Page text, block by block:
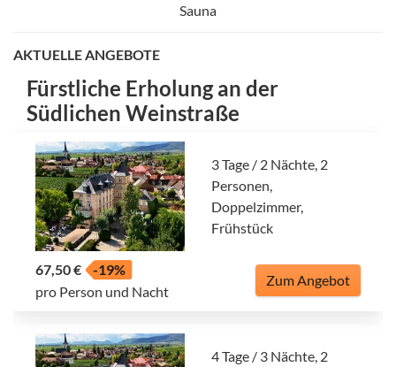
Sauna
AKTUELLE ANGEBOTE
Fürstliche Erholung an der
Südlichen Weinstraße
3 Tage / 2 Nächte, 2
Personen,
Doppelzimmer,
Frühstück
67,50 €
-19%
pro Person und Nacht
Zum Angebot
4 Tage / 3 Nächte, 2